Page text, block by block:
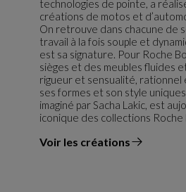
technologies de pointe, a
créations de motos et
On retrouve dans chacune de
travail à la fois souple et
est sa signature. Pour Roche
sièges et des meubles fluides
rigueur et sensualité, rationnel
ses formes et son style
imaginé par Sacha Lakic, est
iconique des collections Roche
Voir les créations
du designer